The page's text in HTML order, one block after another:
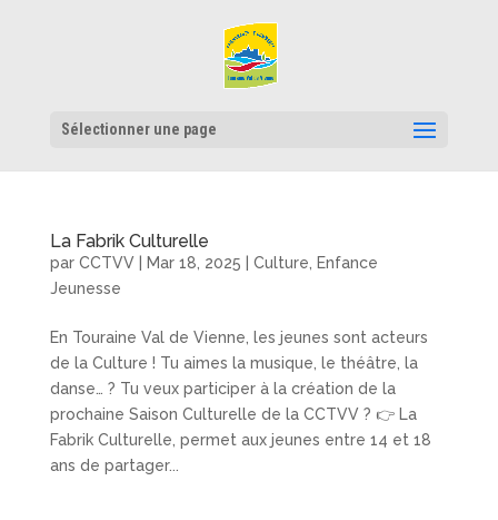
Sélectionner une page
La Fabrik Culturelle
par CCTVV| Mar 18, 2025 Culture
Enfance
Jeunesse
En Touraine Val de Vienne, les jeunes sont acteurs
de la Culture ! Tu aimes la musique, le théâtre, la
danse… ? Tu veux participer à la création de la
prochaine Saison Culturelle de la CCTVV ? 👉 La
Fabrik Culturelle, permet aux jeunes entre 14 et 18
ans de partager...